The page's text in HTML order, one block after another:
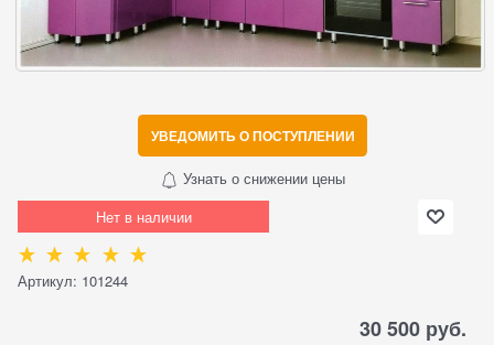
УВЕДОМИТЬ О ПОСТУПЛЕНИИ
Узнать о снижении цены
Нет в наличии
Артикул: 101244
30 500 руб.